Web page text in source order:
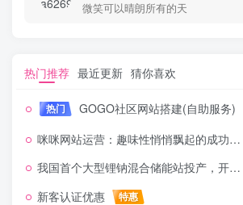
微笑可以晴朗所有的天
热门推荐 最近更新 猜你喜欢
热门
GOGO社区网站搭建(自助服务)
咪咪网站运营：趣味性悄悄飘起的成功风头
我国首个大型锂钠混合储能站投产，开启储能新时代
新客认证优惠
特惠